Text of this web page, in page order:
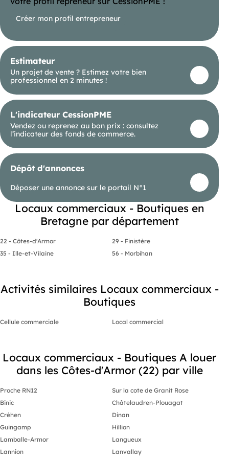
Créer mon profil entrepreneur
Estimateur
Un projet de vente ? Estimez votre bien
professionnel en 2 minutes !
L'indicateur CessionPME
Vendez ou reprenez au bon prix : consultez
l’indicateur des fonds de commerce.
Dépôt d'annonces
Déposer une annonce sur le portail N°1
Locaux commerciaux - Boutiques en
Bretagne par département
22 - Côtes-d'Armor
29 - Finistère
35 - Ille-et-Vilaine
56 - Morbihan
Activités similaires Locaux commerciaux -
Boutiques
Cellule commerciale Local commercial
Locaux commerciaux - Boutiques A louer
dans les Côtes-d'Armor (22) par ville
Proche RN12
Sur la cote de Granit Rose
Binic
Châtelaudren-Plouagat
Créhen
Dinan
Guingamp
Hillion
Lamballe-Armor
Langueux
Lannion
Lanvallay